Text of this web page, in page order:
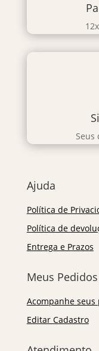
Seus
Ajuda
Política de
Política de
Entrega e Prazos
Meus Pedidos
Acompanhe seus
Editar Cadastro